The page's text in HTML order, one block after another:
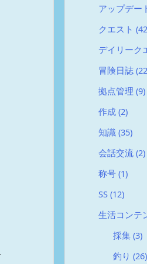
アップデー
クエスト
デイリーク
冒険日誌
拠点管理 (9)
作成 (2)
知識 (35)
会話交流 (2)
称号 (1)
SS (12)
生活コンテ
採集 (3)
釣り (26)